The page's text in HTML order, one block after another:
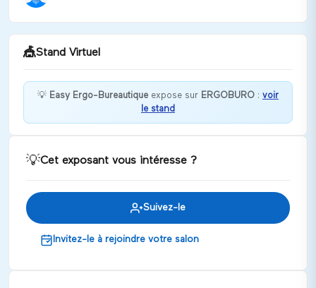
🎪Stand Virtuel
Bienvenue chez Easy Ergo-Bureautique !
💡 Easy Ergo-Bureautique expose sur ERGOBURO : voir
le stand
💡Cet exposant vous intéresse ?
Suivez-le
Invitez-le à rejoindre votre salon